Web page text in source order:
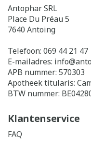
Antophar SRL
Place Du Préau 5
7640 Antoing
Telefoon: 069 44 21 47
E-mailadres: info@
APB nummer: 570303
Apotheek titularis:
BTW nummer:
Klantenservice
FAQ